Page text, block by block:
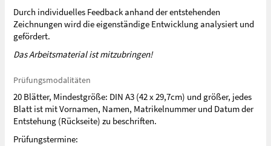
Durch individuelles Feedback anhand der entstehenden
Zeichnungen wird die eigenständige Entwicklung analysiert und
gefördert.
Das Arbeitsmaterial ist mitzubringen!
Prüfungsmodalitäten
20 Blätter, Mindestgröße: DIN A3 (42 x 29,7cm) und größer, jedes
Blatt ist mit Vornamen, Namen, Matrikelnummer und Datum der
Entstehung (Rückseite) zu beschriften.
Prüfungstermine: